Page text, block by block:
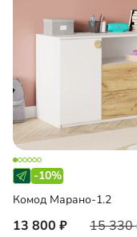
-10%
Комод Марано-1.2
13 800 15 330